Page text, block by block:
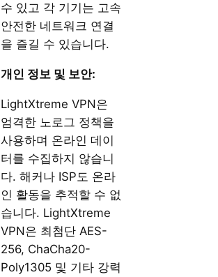
수 있고 각 기기는 고속
안전한 네트워크 연결
을 즐길 수 있습니다.
개인 정보 및 보안:
LightXtreme VPN은
엄격한 노로그 정책을
사용하며 온라인 데이
터를 수집하지 않습니
다. 해커나 ISP도 온라
인 활동을 추적할 수 없
습니다. LightXtreme
VPN은 최첨단 AES-
256, ChaCha20-
Poly1305 및 기타 강력